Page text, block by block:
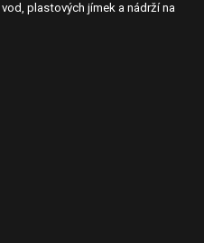
plastových jímek a nádrží na